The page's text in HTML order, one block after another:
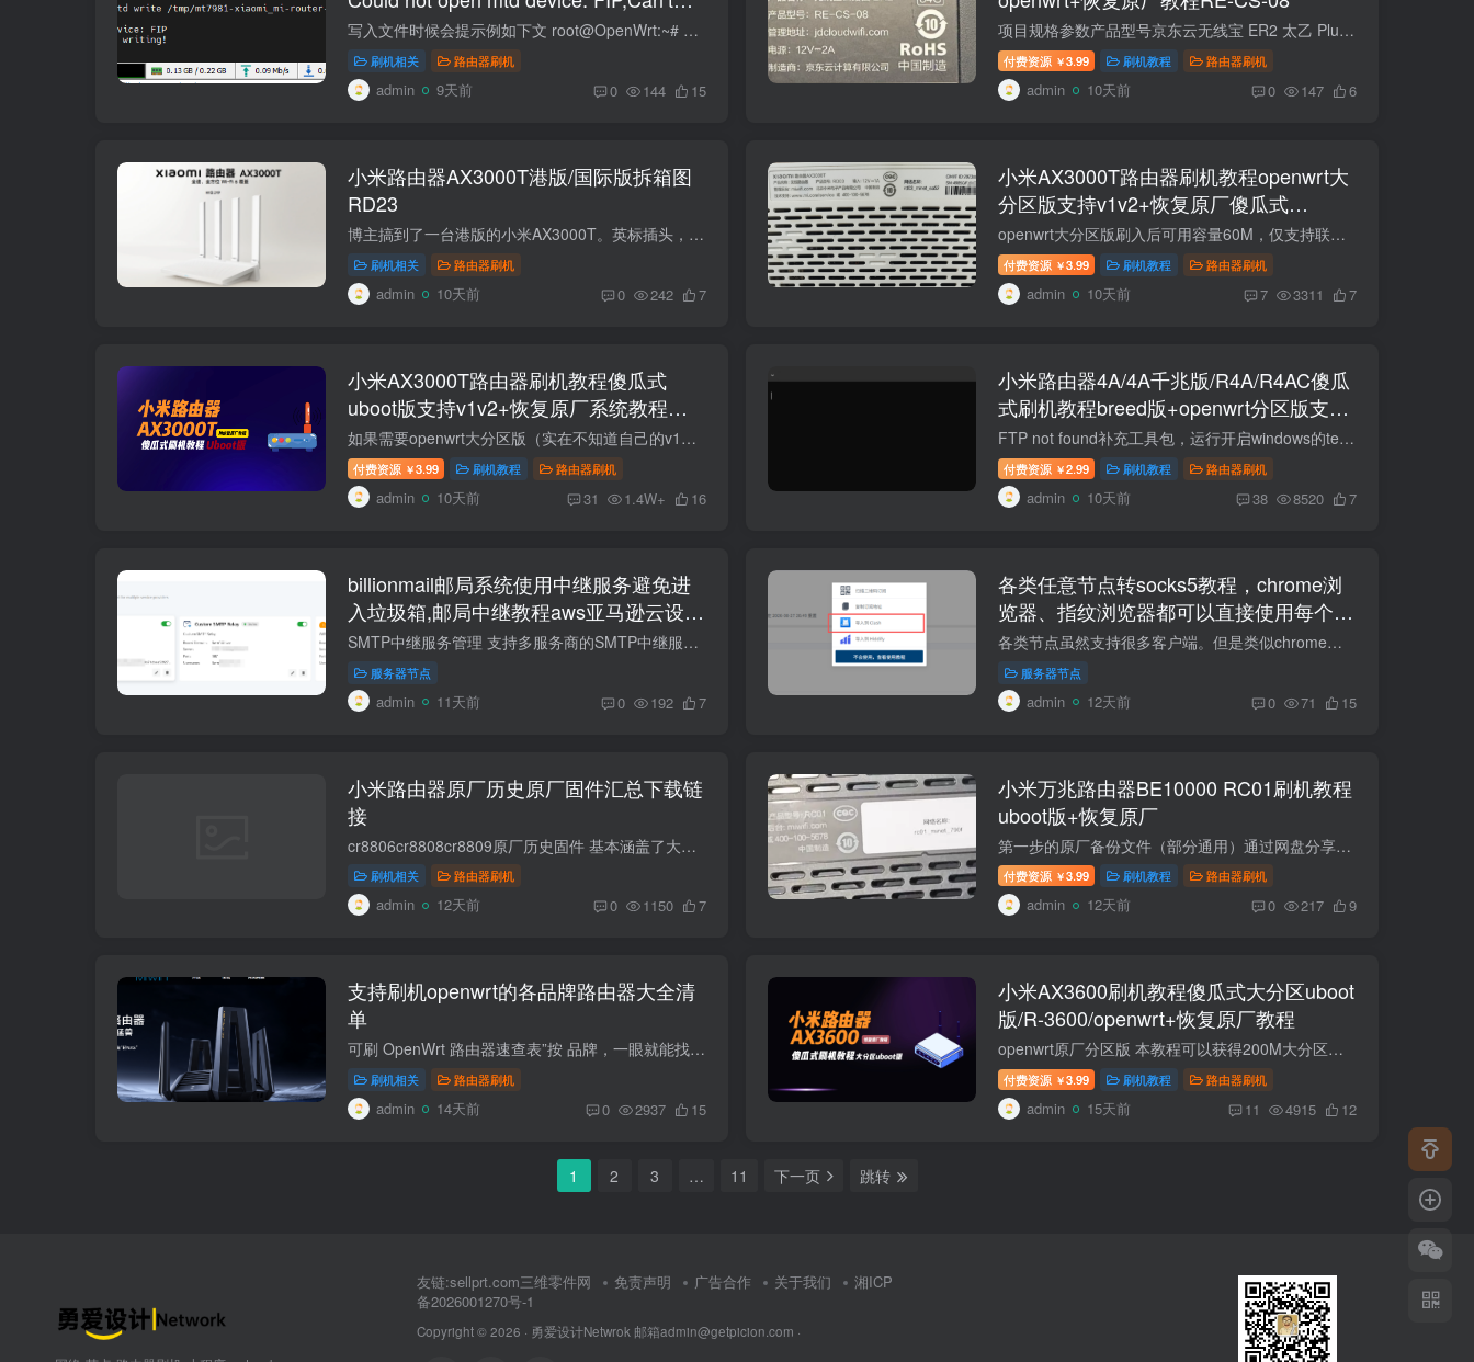
open device for writing!解决办法
写入文件时候会提示例如下文 root@OpenWrt:~# mtd write /tmp/mtd5_FIP.bin FIPCould not open mtd device: FIPCan't open device for writing! 解锁写入OpenWrt 默认 mtd 是只读的，你需要安装...
刷机相关 路由器刷机
admin 9天前 0 144 15
项目规格参数产品型号京东云无线宝 ER2 太乙 Plus（64G 版）产品类型有线路由器（弱电箱神器，纯有线主路由）处理器高通 IPQ5322 四核处理器内存 / 存储2GB DDR4 内存 + 64GB eMMC 闪存2.5G 网...
付费资源 ￥3.99 刷机教程 路由器刷机
admin 10天前 0 147 6
小米路由器AX3000T港版/国际版拆箱图
RD23
博主搞到了一台港版的小米AX3000T。英标插头，来看看吧。和中国大陆版做工目测没有任何区别。包装和标签不一样。英标的三角插口是不能分开的。编号也不一样.也支持刷机的。v1版本 Xiaomi MiR Pa...
刷机相关 路由器刷机
admin 10天前 0 242 7
小米AX3000T路由器刷机教程openwrt大
分区版支持v1v2+恢复原厂傻瓜式
RD03/RD23
openwrt大分区版刷入后可用容量60M，仅支持联发科版本以及国际版，不支持高通版 联发科版本SN：49850开头。高通版本SN:64594开头。教程支持国际版RD23(V1) 如果想要uboot分区版，可以点击下方查...
付费资源 ￥3.99 刷机教程 路由器刷机
admin 10天前 7 3311 7
小米AX3000T路由器刷机教程傻瓜式
uboot版支持v1v2+恢复原厂系统教程
RD03 RD23
如果需要openwrt大分区版（实在不知道自己的v1或者v2可以用openwrt大分区版，通用） 联发科版本SN：49850开头。高通版本SN:64594开头,教程支持国际版RD23(V1) 目前ax3000tv1v2最新版固件都是1.0...
付费资源 ￥3.99 刷机教程 路由器刷机
admin 10天前 31 1.4W+ 16
小米路由器4A/4A千兆版/R4A/R4AC傻瓜
式刷机教程breed版+openwrt分区版支持
V1V2+恢复原厂教程
FTP not found补充工具包，运行开启windows的telnet功能即可。https://wwbtk.lanzouq.com/iMg5g3o7pp2h 视频重制了，工具包也更新了，不会出现个别的无限重启。 两种刷机方式！推荐使用openwrt...
付费资源 ￥2.99 刷机教程 路由器刷机
admin 10天前 38 8520 7
billionmail邮局系统使用中继服务避免进
入垃圾箱,邮局中继教程aws亚马逊云设置
resend免费中继
SMTP中继服务管理​ 支持多服务商的SMTP中继服务统一管理 需先添加域名，每个域名仅可绑定一个SMTP中继服务。 SMTP中继服务概览 为什么要使用SMTP中继？​ ISP限制：大多数云服务器（如AWS EC2...
服务器节点
admin 11天前 0 192 7
各类任意节点转socks5教程，chrome浏
览器、指纹浏览器都可以直接使用每个窗
口一个独立海外原生IP
各类节点虽然支持很多客户端。但是类似chrome浏览器、各种指纹浏览器只支持 Socks5和http代理。本教程可以让你的浏览器每个窗口一个独立原生海外IP。 需要工具：v2rayn,节点转换工具 第一种airp...
服务器节点
admin 12天前 0 71 15
小米路由器原厂历史原厂固件汇总下载链
接
cr8806cr8808cr8809原厂历史固件 基本涵盖了大部分小米路由器的固件 https://mirom.ezbox.idv.tw/en/miwifi/ 小米路由器采用NAND闪存者(R3/R3G/R3P/R4等)，刷回官方固件必须非常小心，目前已知...
刷机相关 路由器刷机
admin 12天前 0 1150 7
小米万兆路由器BE10000 RC01刷机教程
uboot版+恢复原厂
第一步的原厂备份文件（部分通用）通过网盘分享的文件：xiaomi-be10000-backups.rar链接: https://pan.baidu.com/s/1RKB1JUyypzgExdh4xg7A_A 提取码: 8kuv 项目规格参数产品型号小米万兆路由器 ...
付费资源 ￥3.99 刷机教程 路由器刷机
admin 12天前 0 217 9
支持刷机openwrt的各品牌路由器大全清
单
可刷 OpenWrt 路由器速查表”按 品牌，一眼就能找到适合自己预算与性能需求的机器。所有型号均经社区验证有稳定固件（官方或 ImmortalWrt / iStoreOS 等分支），只要跟着教程基本可软刷。有些特...
刷机相关 路由器刷机
admin 14天前 0 2937 15
小米AX3600刷机教程傻瓜式大分区uboot
版/R-3600/openwrt+恢复原厂教程
openwrt原厂分区版 本教程可以获得200M大分区！可以装多个插件！嘎嘎香！ 推荐第三方固件 https://wwgf.lanzoue.com/b04q27u8d密码：3l2e 刷机包里面固件是24.10版本。想要最新固件下载地址。这...
付费资源 ￥3.99 刷机教程 路由器刷机
admin 15天前 11 4915 12
1 2 3 … 11 下一页 跳转
友链:sellprt.com三维零件网 免责声明 广告合作 关于我们
湘ICP
备2026001270号-1
Copyright © 2026 · 勇爱设计Netwrok 邮箱admin@getpicion.com ·